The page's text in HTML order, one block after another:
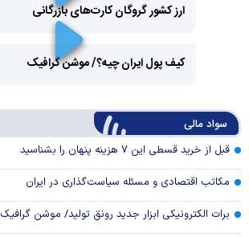
ارز کشور گروگان کارت‌های بازرگانی
Video
کیف پول ایران چیه؟/ موشن گرافیک
سواد مالی
قبل از خرید قسطی این ۷ هزینه پنهان را بشناسید
مکاتب اقتصادی و مسئله سیاست‌گذاری در ایران
برات الکترونیکی ابزار جدید رونق تولید/ موشن گرافیک